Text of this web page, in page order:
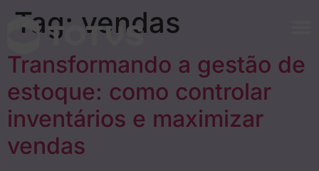
Tag: vendas
Transformando a gestão de
estoque: como controlar
inventários e maximizar
vendas